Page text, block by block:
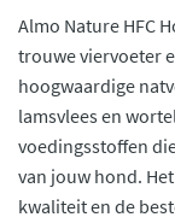
Almo Nature HFC
trouwe viervoeter
hoogwaardige
lamsvlees en
voedingsstoffen
van jouw hond.
kwaliteit en de